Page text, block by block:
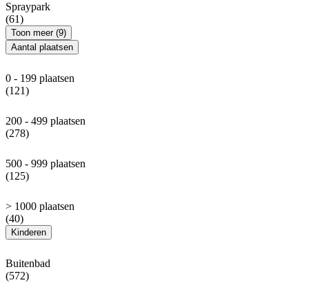
Spraypark
(61)
Toon meer (9)
Aantal plaatsen
0 - 199 plaatsen
(121)
200 - 499 plaatsen
(278)
500 - 999 plaatsen
(125)
> 1000 plaatsen
(40)
Kinderen
Buitenbad
(572)